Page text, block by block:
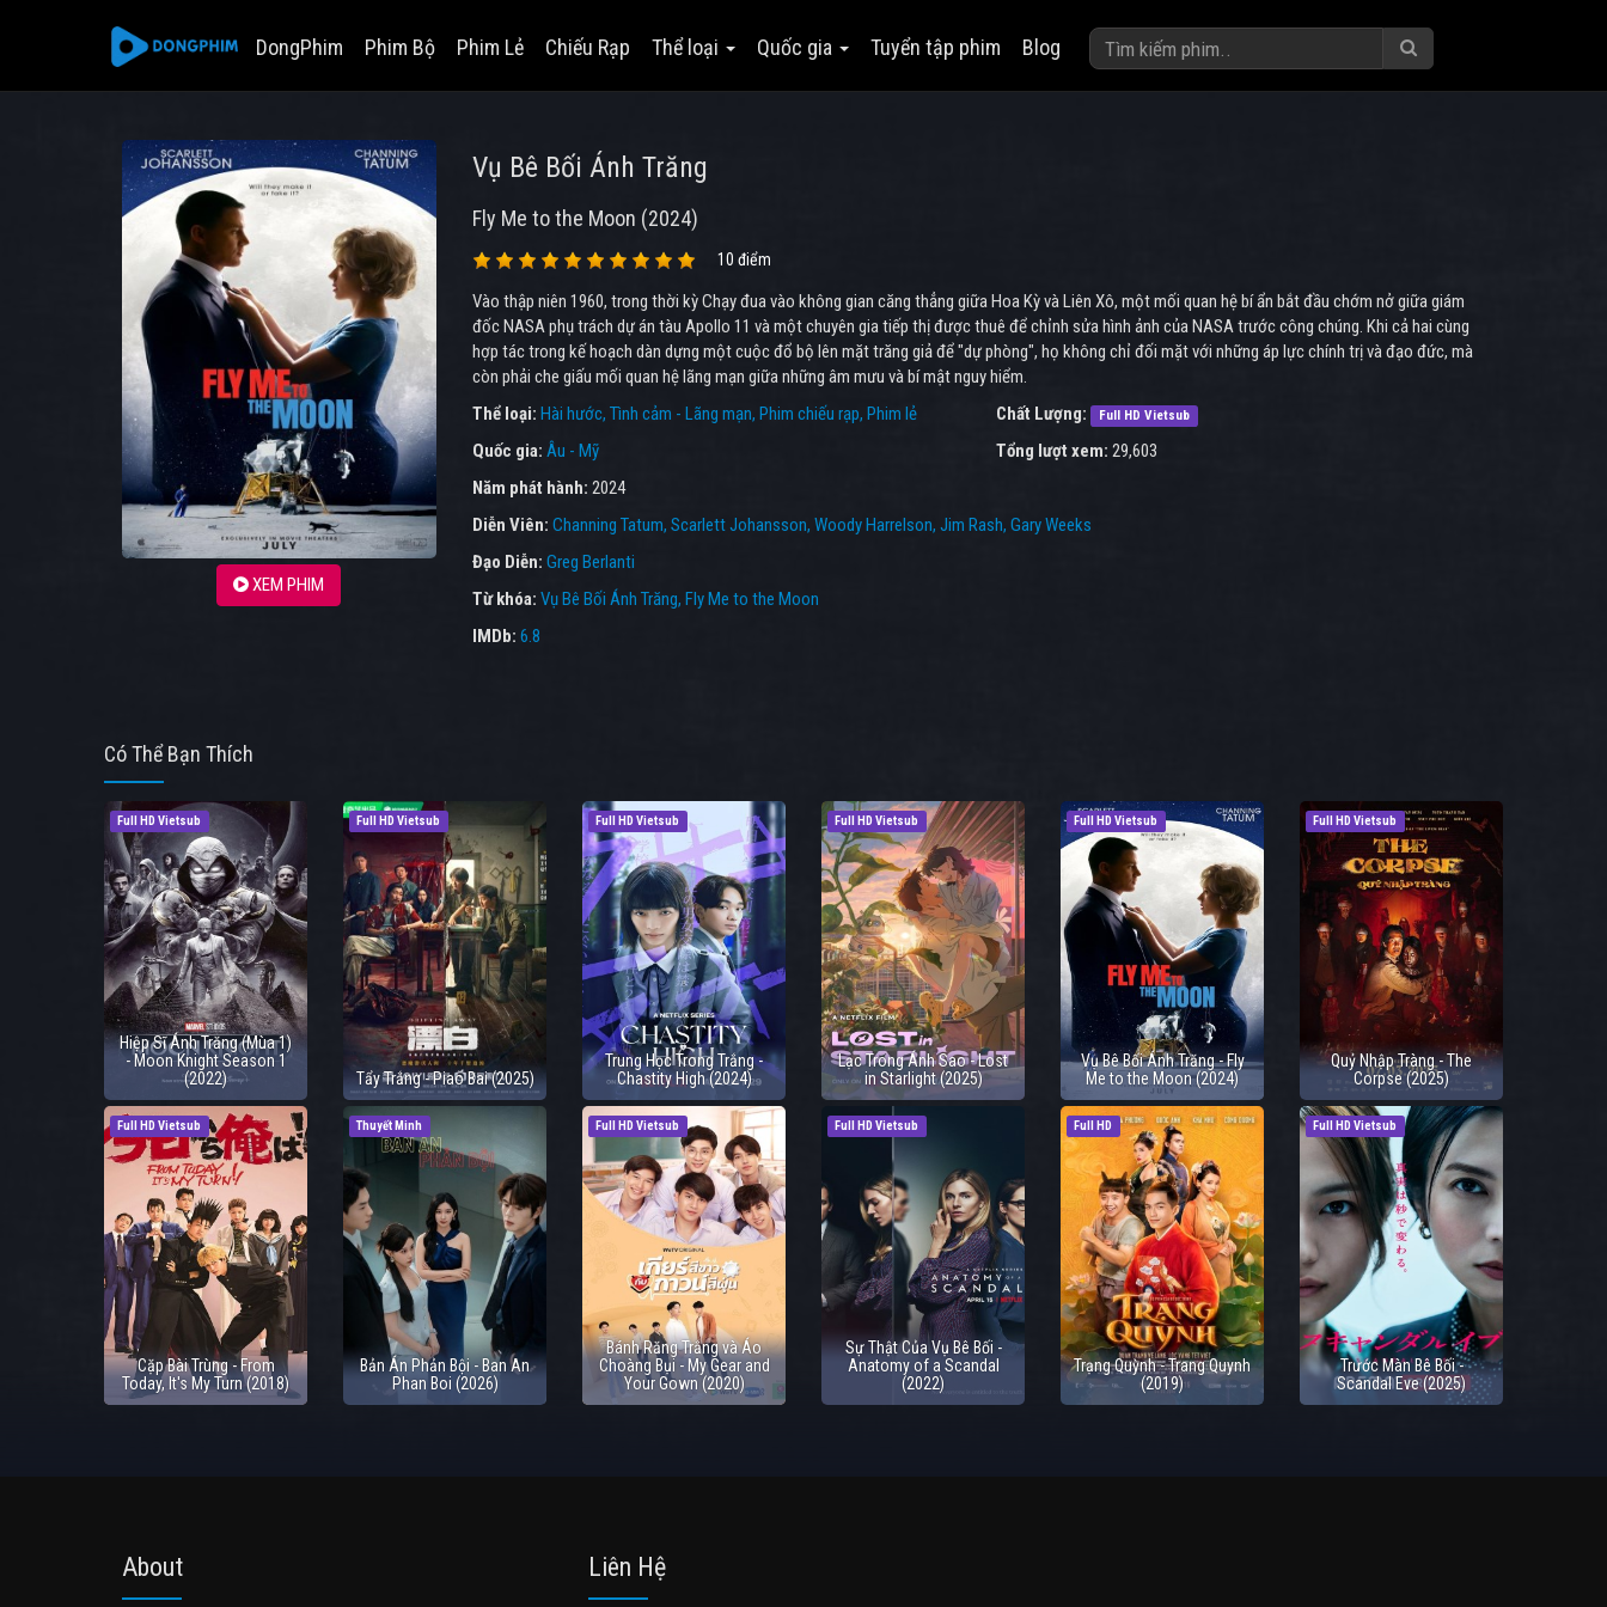
DongPhim Phim Bộ Phim Lẻ Chiếu Rạp Thể loại Quốc gia Tuyển tập phim Blog
XEM PHIM
Vụ Bê Bối Ánh Trăng
Fly Me to the Moon (2024)
10 điểm
Vào thập niên 1960, trong thời kỳ Chạy đua vào không gian căng thẳng giữa Hoa Kỳ và Liên Xô, một mối quan hệ bí ẩn bắt đầu chớm nở giữa giám
đốc NASA phụ trách dự án tàu Apollo 11 và một chuyên gia tiếp thị được thuê để chỉnh sửa hình ảnh của NASA trước công chúng. Khi cả hai cùng
hợp tác trong kế hoạch dàn dựng một cuộc đổ bộ lên mặt trăng giả để "dự phòng", họ không chỉ đối mặt với những áp lực chính trị và đạo đức, mà
còn phải che giấu mối quan hệ lãng mạn giữa những âm mưu và bí mật nguy hiểm.
Thể loại: Hài hước Tình cảm - Lãng mạn Phim chiếu rạp Phim lẻ
Quốc gia: Âu - Mỹ
Năm phát hành: 2024
Chất Lượng: Full HD Vietsub
Tổng lượt xem: 29,603
Diễn Viên: Channing Tatum Scarlett Johansson Woody Harrelson Jim Rash Gary Weeks
Đạo Diễn: Greg Berlanti
Từ khóa: Vụ Bê Bối Ánh Trăng, Fly Me to the Moon
IMDb: 6.8
Có Thể Bạn Thích
Full HD Vietsub
Hiệp Sĩ Ánh Trăng (Mùa 1)
- Moon Knight Season 1
(2022)
Full HD Vietsub
Tẩy Trắng - Piao Bai (2025)
Full HD Vietsub
Trung Học Trong Trắng -
Chastity High (2024)
Full HD Vietsub
Lạc Trong Ánh Sao - Lost
in Starlight (2025)
Full HD Vietsub
Vụ Bê Bối Ánh Trăng - Fly
Me to the Moon (2024)
Full HD Vietsub
Quỷ Nhập Tràng - The
Corpse (2025)
Full HD Vietsub
Cặp Bài Trùng - From
Today, It's My Turn (2018)
Thuyết Minh
Bản Án Phản Bội - Ban An
Phan Boi (2026)
Full HD Vietsub
Bánh Răng Trắng và Áo
Choàng Bụi - My Gear and
Your Gown (2020)
Full HD Vietsub
Sự Thật Của Vụ Bê Bối -
Anatomy of a Scandal
(2022)
Full HD
Trạng Quỳnh - Trang Quynh
(2019)
Full HD Vietsub
Trước Màn Bê Bối -
Scandal Eve (2025)
About Liên Hệ